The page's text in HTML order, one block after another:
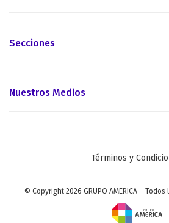
Secciones
Nuestros Medios
Términos y
© Copyright 2026 GRUPO AMERICA –